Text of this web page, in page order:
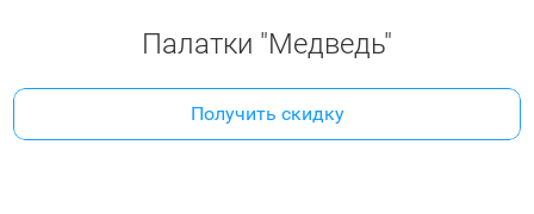
Палатки "Медведь"
Получить скидку